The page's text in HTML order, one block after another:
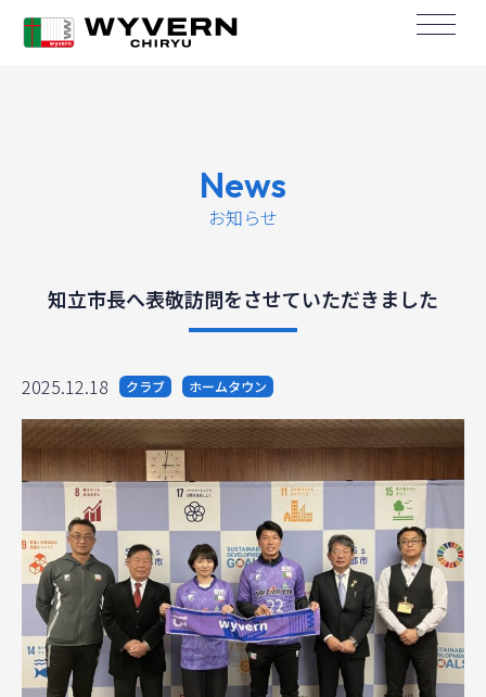
News
お知らせ
知立市長へ表敬訪問をさせていただきました
2025.12.18 クラブ ホームタウン